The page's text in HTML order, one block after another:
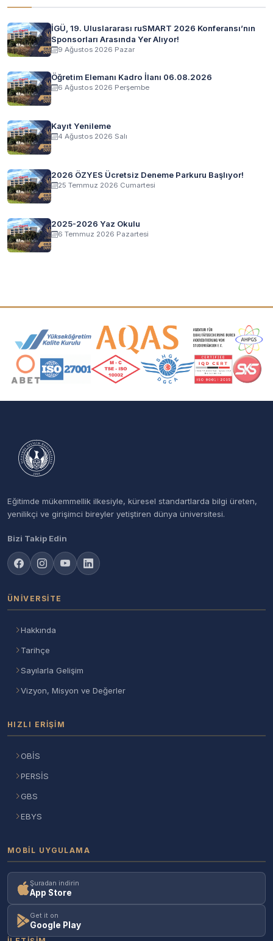
İGÜ, 19. Uluslararası ruSMART 2026 Konferansı’nın
Sponsorları Arasında Yer Alıyor!
9 Ağustos 2026 Pazar
Öğretim Elemanı Kadro İlanı 06.08.2026
6 Ağustos 2026 Perşembe
Kayıt Yenileme
4 Ağustos 2026 Salı
2026 ÖZYES Ücretsiz Deneme Parkuru Başlıyor!
25 Temmuz 2026 Cumartesi
2025-2026 Yaz Okulu
6 Temmuz 2026 Pazartesi
Akreditasyon ve Üyelik Logoları
Eğitimde mükemmellik ilkesiyle, küresel standartlarda bilgi üreten,
yenilikçi ve girişimci bireyler yetiştiren dünya üniversitesi.
Bizi Takip Edin
ÜNIVERSITE
Hakkında
Tarihçe
Sayılarla Gelişim
Vizyon, Misyon ve Değerler
HIZLI ERIŞIM
OBİS
PERSİS
GBS
EBYS
MOBIL UYGULAMA
Şuradan indirin
App Store
Get it on
Google Play